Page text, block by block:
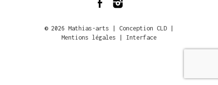
© 2026 Mathias-arts | Conception CLD |
Mentions légales | Interface